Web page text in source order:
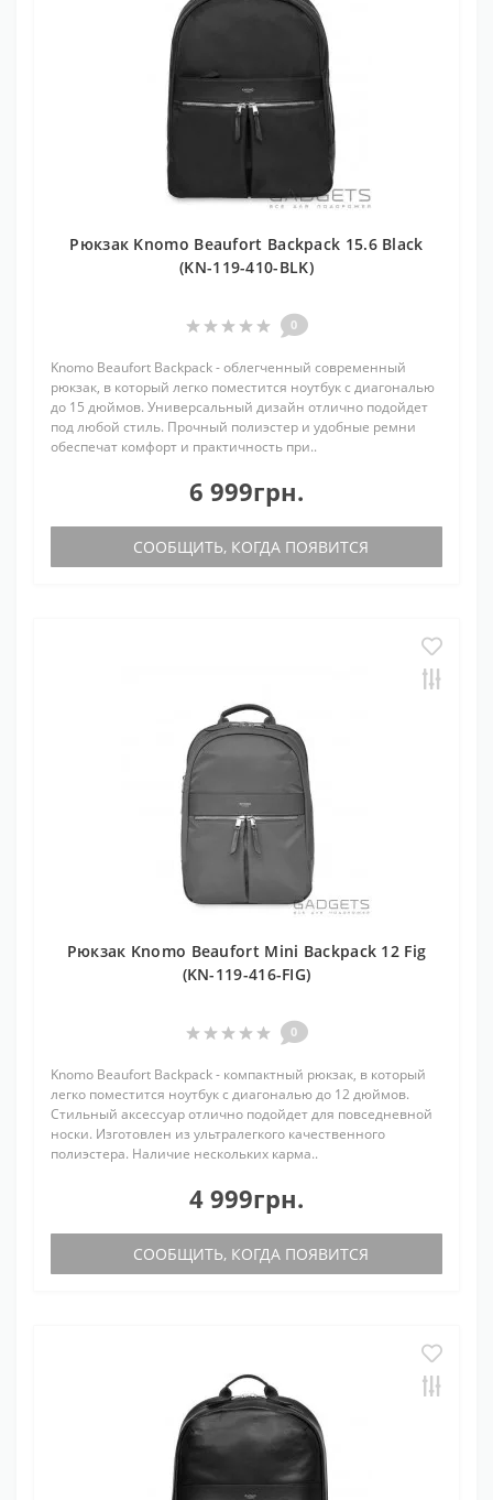
Рюкзак Knomo Beaufort Backpack 15.6 Black
(KN-119-410-BLK)
0
Knomo Beaufort Backpack - облегченный современный
рюкзак, в который легко поместится ноутбук с диагональю
до 15 дюймов. Универсальный дизайн отлично подойдет
под любой стиль. Прочный полиэстер и удобные ремни
обеспечат комфорт и практичность при..
6 999грн.
СООБЩИТЬ, КОГДА ПОЯВИТСЯ
Рюкзак Knomo Beaufort Mini Backpack 12 Fig
(KN-119-416-FIG)
0
Knomo Beaufort Backpack - компактный рюкзак, в который
легко поместится ноутбук с диагональю до 12 дюймов.
Стильный аксессуар отлично подойдет для повседневной
носки. Изготовлен из ультралегкого качественного
полиэстера. Наличие нескольких карма..
4 999грн.
СООБЩИТЬ, КОГДА ПОЯВИТСЯ